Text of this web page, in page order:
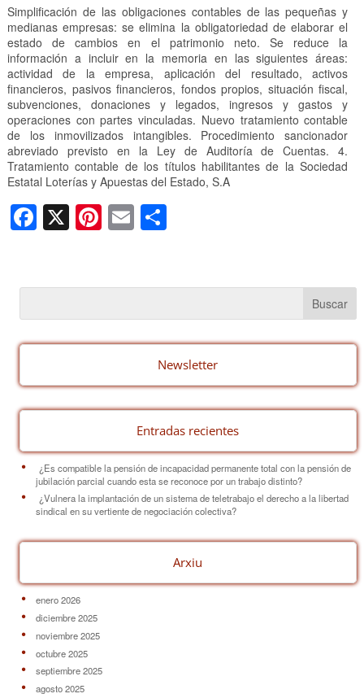
Simplificación de las obligaciones contables de las pequeñas y
medianas empresas: se elimina la obligatoriedad de elaborar el
estado de cambios en el patrimonio neto. Se reduce la
información a incluir en la memoria en las siguientes áreas:
actividad de la empresa, aplicación del resultado, activos
financieros, pasivos financieros, fondos propios, situación fiscal,
subvenciones, donaciones y legados, ingresos y gastos y
operaciones con partes vinculadas. Nuevo tratamiento contable
de los inmovilizados intangibles. Procedimiento sancionador
abreviado previsto en la Ley de Auditoría de Cuentas. 4.
Tratamiento contable de los títulos habilitantes de la Sociedad
Estatal Loterías y Apuestas del Estado, S.A
F
a
e
b
o
k
X Pi
nt
e
st
E
m
C
p
ar
tir
Newsletter
Entradas recientes
¿Es compatible la pensión de incapacidad permanente total con la pensión de
jubilación parcial cuando esta se reconoce por un trabajo distinto?
¿Vulnera la implantación de un sistema de teletrabajo el derecho a la libertad
sindical en su vertiente de negociación colectiva?
Arxiu
enero 2026
diciembre 2025
noviembre 2025
octubre 2025
septiembre 2025
agosto 2025